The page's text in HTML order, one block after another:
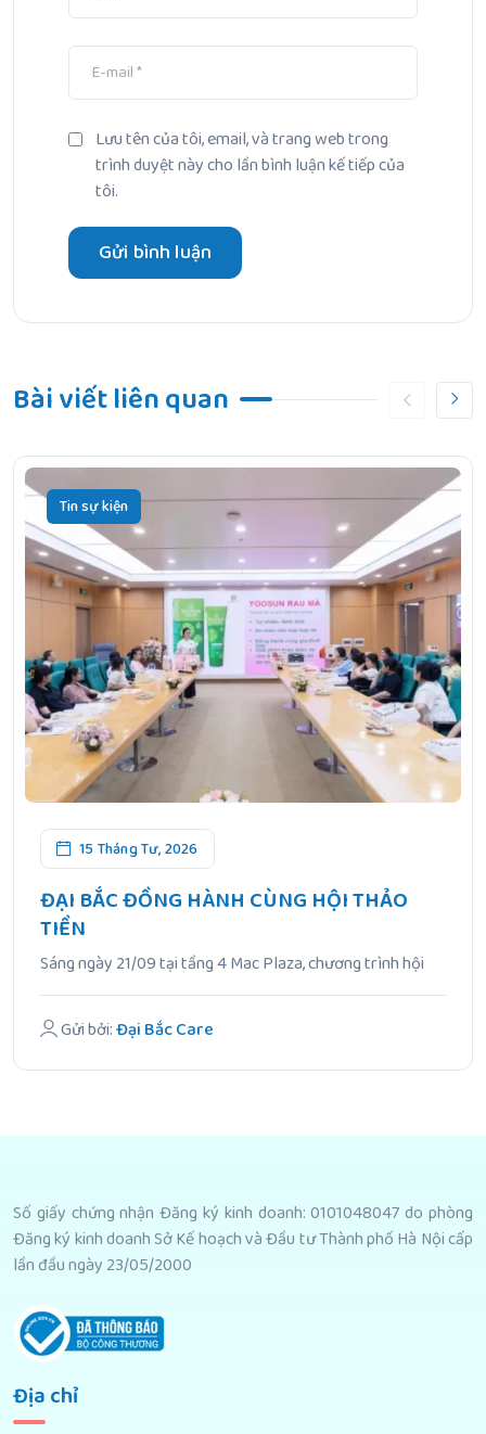
Lưu tên của tôi, email, và trang web trong
trình duyệt này cho lần bình luận kế tiếp của
tôi.
Bài viết liên quan
Tin sự kiện
15 Tháng Tư, 2026
ĐẠI BẮC ĐỒNG HÀNH CÙNG HỘI THẢO
TIỀN
Sáng ngày 21/09 tại tầng 4 Mac Plaza, chương trình hội
thảo.
Gửi bởi:Đại Bắc Care
Số giấy chứng nhận Đăng ký kinh doanh: 0101048047 do phòng
Đăng ký kinh doanh Sở Kế hoạch và Đầu tư Thành phố Hà Nội cấp
lần đầu ngày 23/05/2000
Địa chỉ